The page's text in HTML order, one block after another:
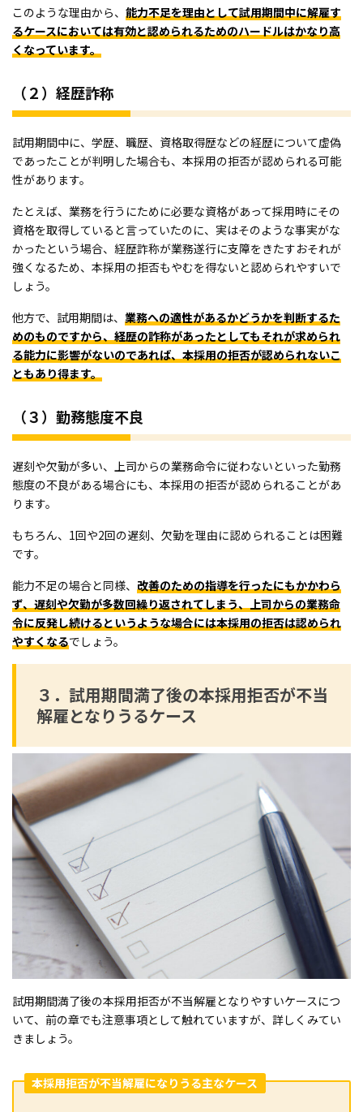
このような理由から、 能力不足を理由として試用期間中に解雇す
るケースにおいては有効と認められるためのハードルはかなり高
くなっています。
（２）経歴詐称
試用期間中に、学歴、職歴、資格取得歴などの経歴について虚偽
であったことが判明した場合も、本採用の拒否が認められる可能
性があります。
たとえば、業務を行うにために必要な資格があって採用時にその
資格を取得していると言っていたのに、実はそのような事実がな
かったという場合、経歴詐称が業務遂行に支障をきたすおそれが
強くなるため、本採用の拒否もやむを得ないと認められやすいで
しょう。
他方で、試用期間は、 業務への適性があるかどうかを判断するた
めのものですから、経歴の詐称があったとしてもそれが求められ
る能力に影響がないのであれば、本採用の拒否が認められないこ
ともあり得ます。
（３）勤務態度不良
遅刻や欠勤が多い、上司からの業務命令に従わないといった勤務
態度の不良がある場合にも、本採用の拒否が認められることがあ
ります。
もちろん、1回や2回の遅刻、欠勤を理由に認められることは困難
です。
能力不足の場合と同様、 改善のための指導を行ったにもかかわら
ず、遅刻や欠勤が多数回繰り返されてしまう、上司からの業務命
令に反発し続けるというような場合には本採用の拒否は認められ
やすくなるでしょう。
３．試用期間満了後の本採用拒否が不当
解雇となりうるケース
試用期間満了後の本採用拒否が不当解雇となりやすいケースにつ
いて、前の章でも注意事項として触れていますが、詳しくみてい
きましょう。
本採用拒否が不当解雇になりうる主なケース